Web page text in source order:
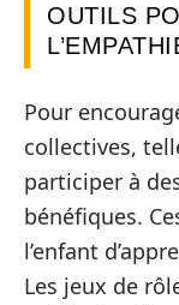
OUTILS
Pour
collectives,
participer à
bénéfiques.
l’enfant
Les jeux de